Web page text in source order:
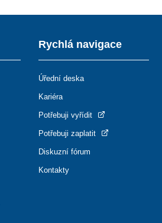
Rychlá navigace
Úřední deska
Kariéra
Potřebuji vyřídit
Potřebuji zaplatit
Diskuzní fórum
Kontakty